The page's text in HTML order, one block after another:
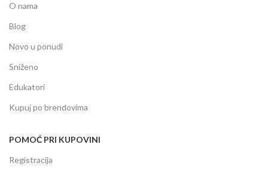
O nama
Blog
Novo u ponudi
Sniženo
Edukatori
Kupuj po brendovima
POMOĆ PRI KUPOVINI
Registracija